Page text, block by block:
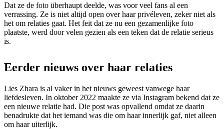
Dat ze de foto überhaupt deelde, was voor veel fans al een
verrassing. Ze is niet altijd open over haar privéleven, zeker niet als
het om relaties gaat. Het feit dat ze nu een gezamenlijke foto
plaatste, werd door velen gezien als een teken dat de relatie serieus
is.
Eerder nieuws over haar relaties
Lies Zhara is al vaker in het nieuws geweest vanwege haar
liefdesleven. In oktober 2022 maakte ze via Instagram bekend dat ze
een nieuwe relatie had. Die post was opvallend omdat ze daarin
benadrukte dat het iemand was die om haar innerlijk gaf, niet alleen
om haar uiterlijk.